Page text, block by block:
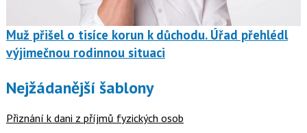
Muž přišel o tisíce korun k důchodu. Úřad přehlédl
výjimečnou rodinnou situaci
Nejžádanější šablony
Přiznání k dani z příjmů fyzických osob